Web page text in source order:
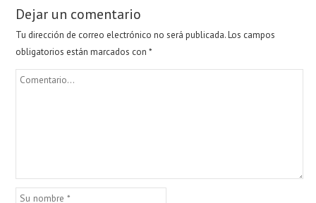
Dejar un comentario
Tu dirección de correo electrónico no será publicada. Los campos
obligatorios están marcados con*